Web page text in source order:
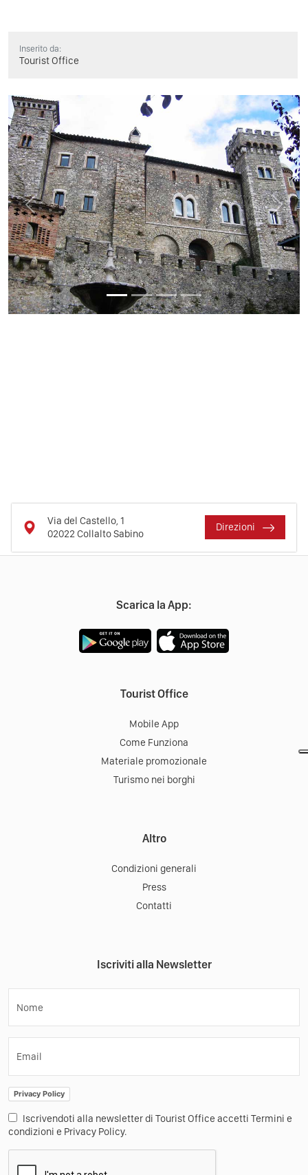
Inserito da:
Tourist Office
Previous Next
Via del Castello, 1
02022 Collalto Sabino
Direzioni
Scarica la App:
Tourist Office
Mobile App
Come Funziona
Materiale promozionale
Turismo nei borghi
Altro
Condizioni generali
Press
Contatti
Iscriviti alla Newsletter
Nome
Email
Privacy Policy
Iscrivendoti alla newsletter di Tourist Office accetti Termini e
condizioni e Privacy Policy.